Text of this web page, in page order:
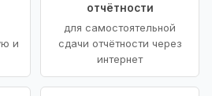
и
отчётности
для самостоятельной
сдачи отчётности через
интернет